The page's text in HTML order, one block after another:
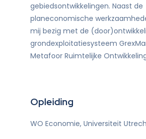
gebiedsontwikkelingen. Naast de
planeconomische
mij bezig met de
grondexploitatiesysteem
Metafoor Ruimtelijke
Opleiding
WO Economie, Universiteit